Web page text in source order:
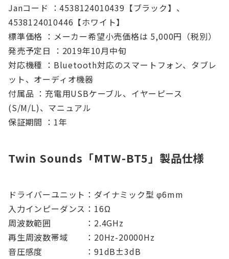
Janコード ：4538124010439【ブラック】、
4538124010446【ホワイト】
標準価格 ：メーカー希望小売価格は 5,000円（税別）
発売予定日 ：2019年10月中旬
対応機種 ：Bluetooth対応のスマートフォン、タブレ
ット、オーディオ機器
付属品 ：充電用USBケーブル、イヤーピース
(S/M/L)、マニュアル
保証期間 ：1年
Twin Sounds「MTW-BT5」製品仕様
ドライバーユニット：ダイナミック型 φ6mm
入力インピーダンス：16Ω
周波数範囲 ：2.4GHz
再生周波数帯域 ：20Hz-20000Hz
音圧感度 ：91dB±3dB